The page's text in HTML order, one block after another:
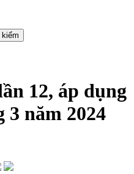
12, áp dụng
3 năm 2024